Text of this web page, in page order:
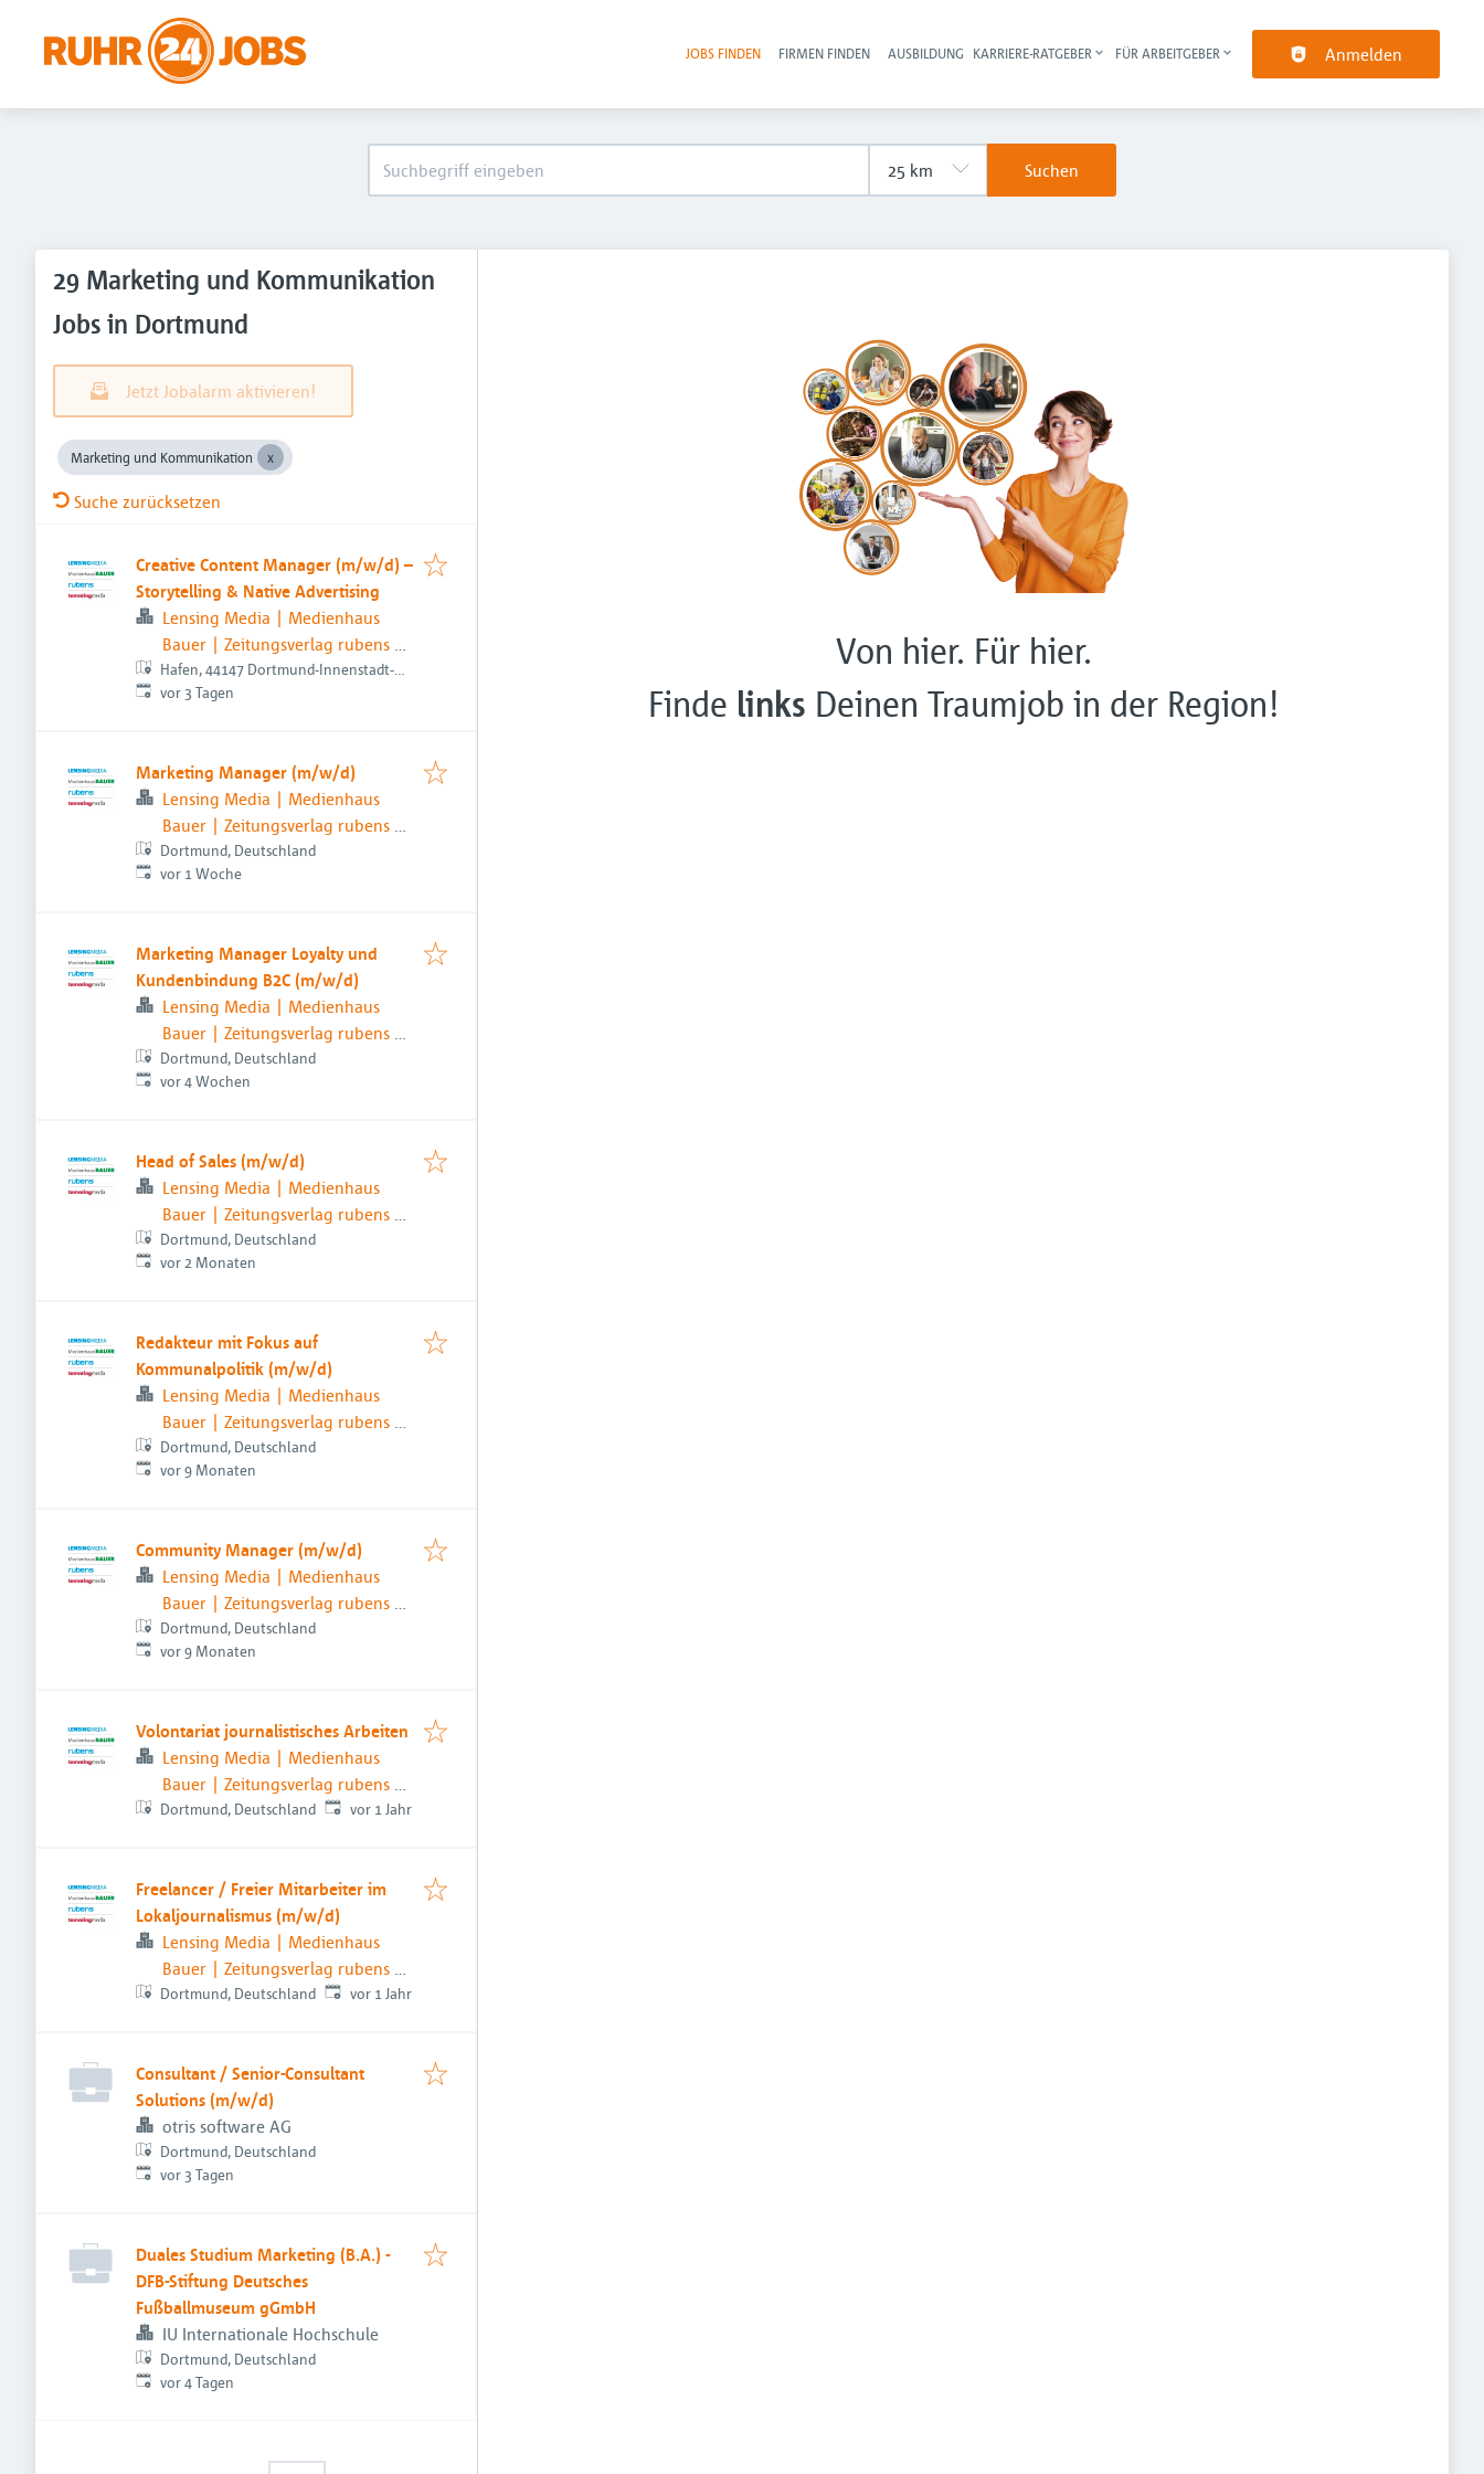
Haupt-Navigation
JOBS FINDEN FIRMEN FINDEN AUSBILDUNG KARRIERE-RATGEBER FÜR ARBEITGEBER Anmelden
Suchen
29 Marketing und Kommunikation
Jobs in Dortmund
Jetzt Jobalarm aktivieren!
Marketing und Kommunikation
Suche zurücksetzen
Creative Content Manager (m/w/d) –
Storytelling & Native Advertising
Lensing Media | Medienhaus
Bauer | Zeitungsverlag rubens |
temmingmedia
Hafen, 44147 Dortmund-Innenstadt-
Nord, Deutschland
Veröffentlicht:
vor 3 Tagen
Marketing Manager (m/w/d)
Lensing Media | Medienhaus
Bauer | Zeitungsverlag rubens |
temmingmedia
Dortmund, Deutschland
Veröffentlicht:
vor 1 Woche
Marketing Manager Loyalty und
Kundenbindung B2C (m/w/d)
Lensing Media | Medienhaus
Bauer | Zeitungsverlag rubens |
temmingmedia
Dortmund, Deutschland
Veröffentlicht:
vor 4 Wochen
Head of Sales (m/w/d)
Lensing Media | Medienhaus
Bauer | Zeitungsverlag rubens |
temmingmedia
Dortmund, Deutschland
Veröffentlicht:
vor 2 Monaten
Redakteur mit Fokus auf
Kommunalpolitik (m/w/d)
Lensing Media | Medienhaus
Bauer | Zeitungsverlag rubens |
temmingmedia
Dortmund, Deutschland
Veröffentlicht:
vor 9 Monaten
Community Manager (m/w/d)
Lensing Media | Medienhaus
Bauer | Zeitungsverlag rubens |
temmingmedia
Dortmund, Deutschland
Veröffentlicht:
vor 9 Monaten
Volontariat journalistisches Arbeiten
Lensing Media | Medienhaus
Bauer | Zeitungsverlag rubens |
temmingmedia
Dortmund, Deutschland Veröffentlicht
vor 1 Jahr
Freelancer / Freier Mitarbeiter im
Lokaljournalismus (m/w/d)
Lensing Media | Medienhaus
Bauer | Zeitungsverlag rubens |
temmingmedia
Dortmund, Deutschland Veröffentlicht
vor 1 Jahr
Consultant / Senior-Consultant
Solutions (m/w/d)
otris software AG
Dortmund, Deutschland
Veröffentlicht:
vor 3 Tagen
Duales Studium Marketing (B.A.) -
DFB-Stiftung Deutsches
Fußballmuseum gGmbH
IU Internationale Hochschule
Dortmund, Deutschland
Veröffentlicht:
vor 4 Tagen
Von hier. Für hier.
Finde links Deinen Traumjob in der Region!